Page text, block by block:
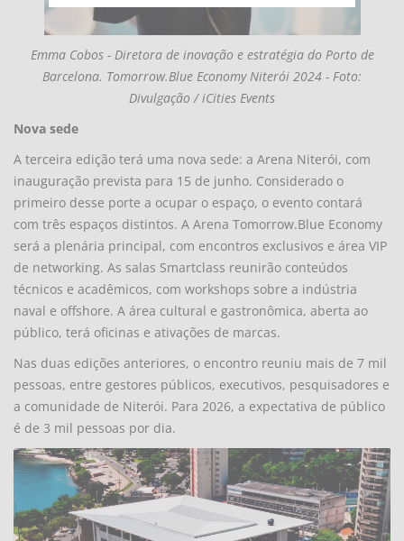
Emma Cobos - Diretora de inovação e estratégia do Porto de
Barcelona. Tomorrow.Blue Economy Niterói 2024 - Foto:
Divulgação / iCities Events
Nova sede
A terceira edição terá uma nova sede: a Arena Niterói, com
inauguração prevista para 15 de junho. Considerado o
primeiro desse porte a ocupar o espaço, o evento contará
com três espaços distintos. A Arena Tomorrow.Blue Economy
será a plenária principal, com encontros exclusivos e área VIP
de networking. As salas Smartclass reunirão conteúdos
técnicos e acadêmicos, com workshops sobre a indústria
naval e offshore. A área cultural e gastronômica, aberta ao
público, terá oficinas e ativações de marcas.
Nas duas edições anteriores, o encontro reuniu mais de 7 mil
pessoas, entre gestores públicos, executivos, pesquisadores e
a comunidade de Niterói. Para 2026, a expectativa de público
é de 3 mil pessoas por dia.